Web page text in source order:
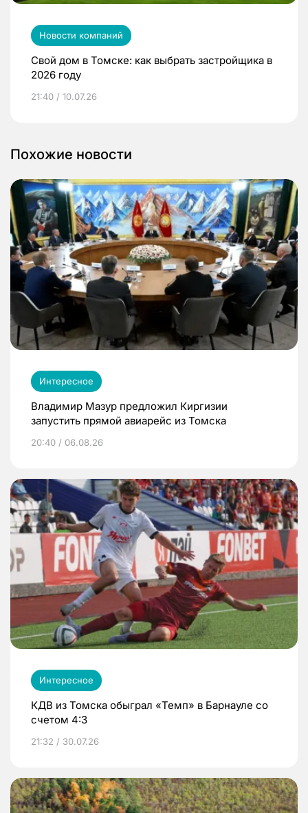
Новости компаний
Свой дом в Томске: как выбрать застройщика в
2026 году
21:40 / 10.07.26
Похожие новости
Интересное
Владимир Мазур предложил Киргизии
запустить прямой авиарейс из Томска
20:40 / 06.08.26
Интересное
КДВ из Томска обыграл «Темп» в Барнауле со
счетом 4:3
21:32 / 30.07.26